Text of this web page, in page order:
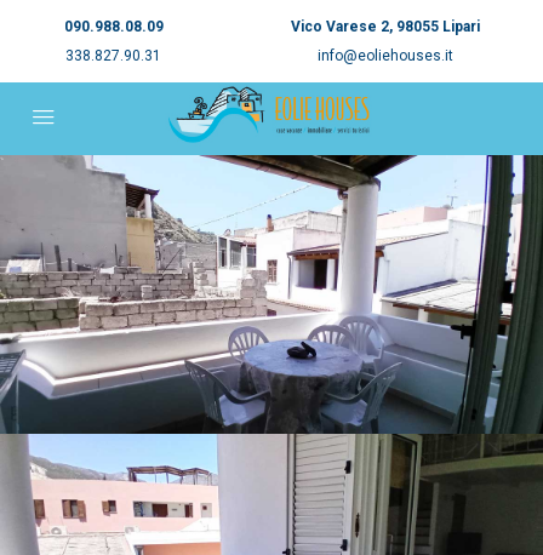
090.988.08.09
338.827.90.31
Vico Varese 2, 98055 Lipari
info@eoliehouses.it